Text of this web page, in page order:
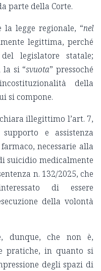
parte della Corte.
legge regionale, “nel
legittima, perché
legislatore statale;
la si “svuota” pressoché
della
si compone.
illegittimo l’art. 7,
e assistenza
necessarie alla
suicidio medicalmente
n. 132/2025, che
di essere
della volontà
dunque, che non è,
pratiche, in quanto si
degli spazi di